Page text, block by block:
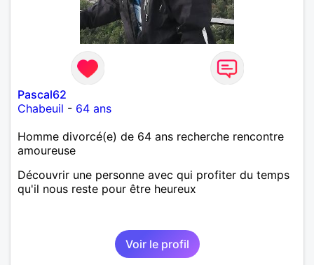
Pascal62
Chabeuil - 64 ans
Homme divorcé(e) de 64 ans recherche rencontre
amoureuse
Découvrir une personne avec qui profiter du temps
qu'il nous reste pour être heureux
Voir le profil